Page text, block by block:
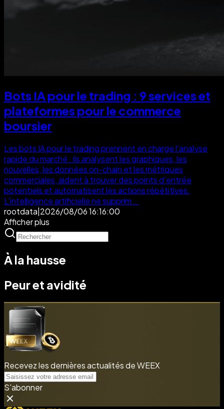
Bots IA pour le trading : 9 services et
plateformes pour le commerce
boursier
Les bots IA pour le trading prennent en charge l'analyse
rapide du marché : ils analysent les graphiques, les
nouvelles, les données on-chain et les métriques
commerciales, aident à trouver des points d'entrée
potentiels et automatisent les actions répétitives.
L'intelligence artificielle ne supprim...
rootdata 2026/08/06 16:16:00
Afficher plus
À la hausse
Peur et avidité
Recevez les dernières actualités de WEEX
S'abonner